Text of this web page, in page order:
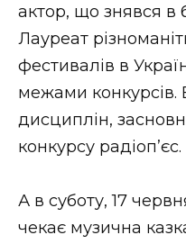
актор, що знявся в
Лауреат
фестивалів в
межами конкурсів.
дисциплін,
конкурсу радіоп’єс.
А в суботу, 17
чекає музична